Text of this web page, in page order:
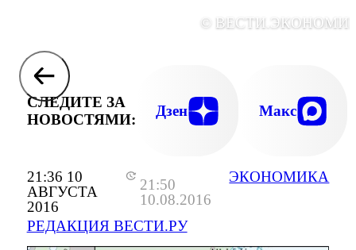
21:36 10
АВГУСТА
2016
21:50
10.08.2016
РЕДАКЦИЯ ВЕСТИ.РУ
ЭКОНОМИКА
©
СЛЕДИТЕ ЗА
НОВОСТЯМИ:
Дзен Макс